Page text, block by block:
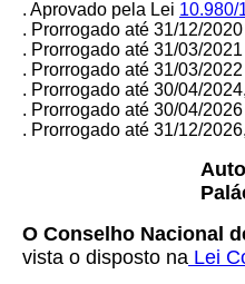
. Aprovado pela Lei 10.980/
. Prorrogado até 31/12/
. Prorrogado até 31/03/
. Prorrogado até 31/03/
. Prorrogado até 30/04/
. Prorrogado até 30/04/
. Prorrogado até 31/12/
O Conselho Nacional
vista o disposto na Lei